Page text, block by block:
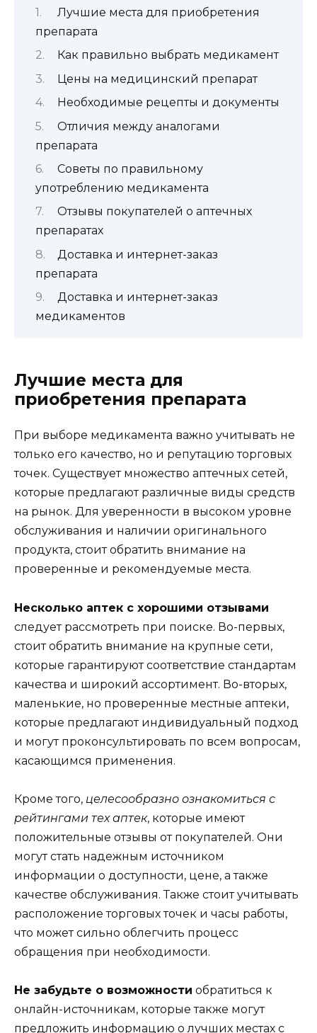
Лучшие места для приобретения
препарата
Как правильно выбрать медикамент
Цены на медицинский препарат
Необходимые рецепты и документы
Отличия между аналогами
препарата
Советы по правильному
употреблению медикамента
Отзывы покупателей о аптечных
препаратах
Доставка и интернет-заказ
препарата
Доставка и интернет-заказ
медикаментов
Лучшие места для
приобретения препарата
При выборе медикамента важно учитывать не
только его качество, но и репутацию торговых
точек. Существует множество аптечных сетей,
которые предлагают различные виды средств
на рынок. Для уверенности в высоком уровне
обслуживания и наличии оригинального
продукта, стоит обратить внимание на
проверенные и рекомендуемые места.
Несколько аптек с хорошими отзывами
следует рассмотреть при поиске. Во-первых,
стоит обратить внимание на крупные сети,
которые гарантируют соответствие стандартам
качества и широкий ассортимент. Во-вторых,
маленькие, но проверенные местные аптеки,
которые предлагают индивидуальный подход
и могут проконсультировать по всем вопросам,
касающимся применения.
Кроме того, целесообразно ознакомиться с
рейтингами тех аптек, которые имеют
положительные отзывы от покупателей. Они
могут стать надежным источником
информации о доступности, цене, а также
качестве обслуживания. Также стоит учитывать
расположение торговых точек и часы работы,
что может сильно облегчить процесс
обращения при необходимости.
Не забудьте о возможности обратиться к
онлайн-источникам, которые также могут
предложить информацию о лучших местах с